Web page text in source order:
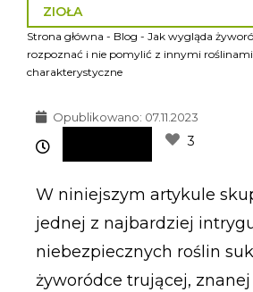
ZIOŁA
Strona główna - Blog - Jak wygląda
rozpoznać i nie pomylić z innymi
charakterystyczne
Opublikowano: 07.11.2023
3
W niniejszym artykule
jednej z najbardziej
niebezpiecznych roślin
żyworódce trującej,